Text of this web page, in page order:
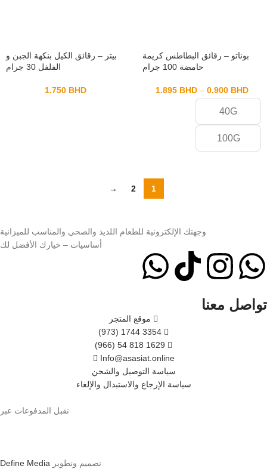
بوناتو – رقائق البطاطس كريمة
حامضة 100 جرام
0.900 BHD
–
1.895 BHD
40G
100G
بيتر – رقائق الكيل بنكهة الجبن و
الفلفل 30 جرام
1.750 BHD
1
2
→
وجهتك الإلكترونية للطعام اللذيذ والصحي والمناسب للميزانية
أساسيات – خيارك الأفضل لك
تواصل معنا
موقع المتجر
(973) 1744 3354
(966) 54 818 1629
Info@asasiat.online
سياسة التوصيل والشحن
سياسة الإرجاع والاستبدال والإلغاء
نقبل المدفوعات عبر
تصميم وتطوير Define Media